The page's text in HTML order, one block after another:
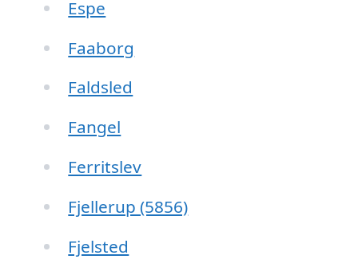
Espe
Faaborg
Faldsled
Fangel
Ferritslev
Fjellerup (5856)
Fjelsted